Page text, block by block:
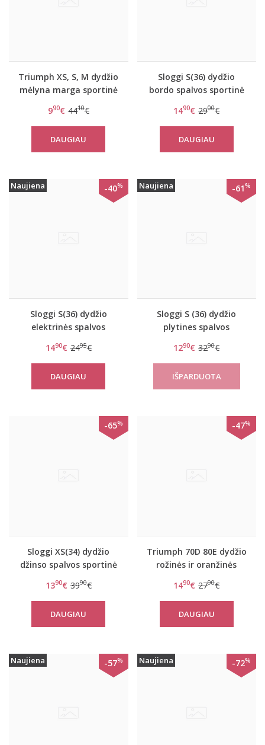
Triumph XS, S, M dydžio
mėlyna marga sportinė
Seamless Motion N
990€ 4410€
DAUGIAU
Sloggi S(36) dydžio
bordo spalvos sportinė
Flow Top 1
1490€ 2900€
DAUGIAU
Naujiena -40%
Sloggi S(36) dydžio
elektrinės spalvos
women mOwe Flow Top
1
1490€ 2495€
DAUGIAU
Naujiena -61%
Sloggi S (36) dydžio
plytines spalvos
Substance Bralette
1290€ 3290€
-65%
Sloggi XS(34) dydžio
džinso spalvos sportinė
Bralette
1390€ 3990€
DAUGIAU
-47%
Triumph 70D 80E dydžio
rožinės ir oranžinės
liemenėlė women move
FLY W
1490€ 2790€
DAUGIAU
Naujiena -57% Naujiena -72%